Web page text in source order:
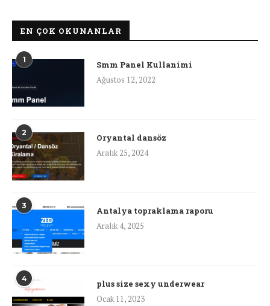
EN ÇOK OKUNANLAR
1
Smm Panel Kullanimi
Ağustos 12, 2022
2
Oryantal dansöz
Aralık 25, 2024
3
Antalya topraklama raporu
Aralık 4, 2025
4
plus size sexy underwear
Ocak 11, 2023